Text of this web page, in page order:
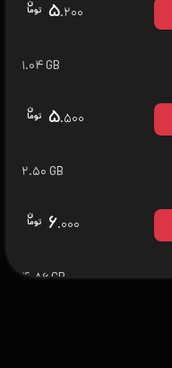
۵.۲۰۰
۱.۰۴ GB
۵.۵۰۰
۲.۵۰ GB
۶.۰۰۰
۴.۸۶ GB